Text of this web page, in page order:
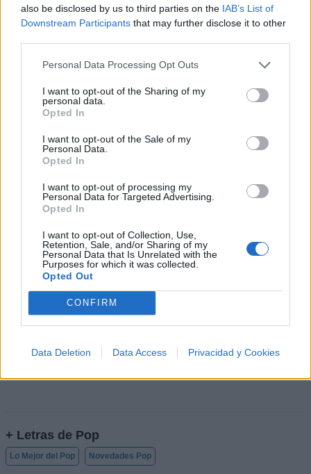
also be disclosed by us to third parties on the IAB’s List of
Downstream Participants that may further disclose it to other
Personal Data Processing Opt Outs
I want to opt-out of the Sharing of my
personal data.
Opted In
I want to opt-out of the Sale of my
Personal Data.
Opted In
I want to opt-out of processing my
Personal Data for Targeted Advertising.
Opted In
I want to opt-out of Collection, Use,
Retention, Sale, and/or Sharing of my
Personal Data that Is Unrelated with the
Purposes for which it was collected.
Opted Out
CONFIRM
Data Deletion Data Access Privacidad y Cookies
Ranking de The Feeling
apoyados y visitados de esta semana.
¿Apoyar a The Feeling?
Ranking de The Feeling
+ Letras de Pop
Lo Mejor del Pop Novedades Pop